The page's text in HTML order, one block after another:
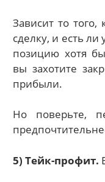
Зависит то того,
сделку, и есть
позицию хотя
вы захотите
прибыли.
Но поверьте,
5) Тейк-профит.